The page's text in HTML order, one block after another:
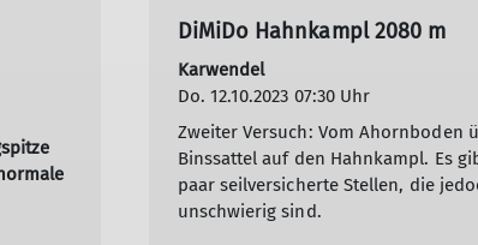
DiMiDo Hahnkampl 2080 m
Karwendel
Do. 12.10.2023 07:30 Uhr
Zweiter Versuch: Vom Ahornboden
Binssattel auf den Hahnkampl. Es
paar seilversicherte Stellen, die
unschwierig sind.